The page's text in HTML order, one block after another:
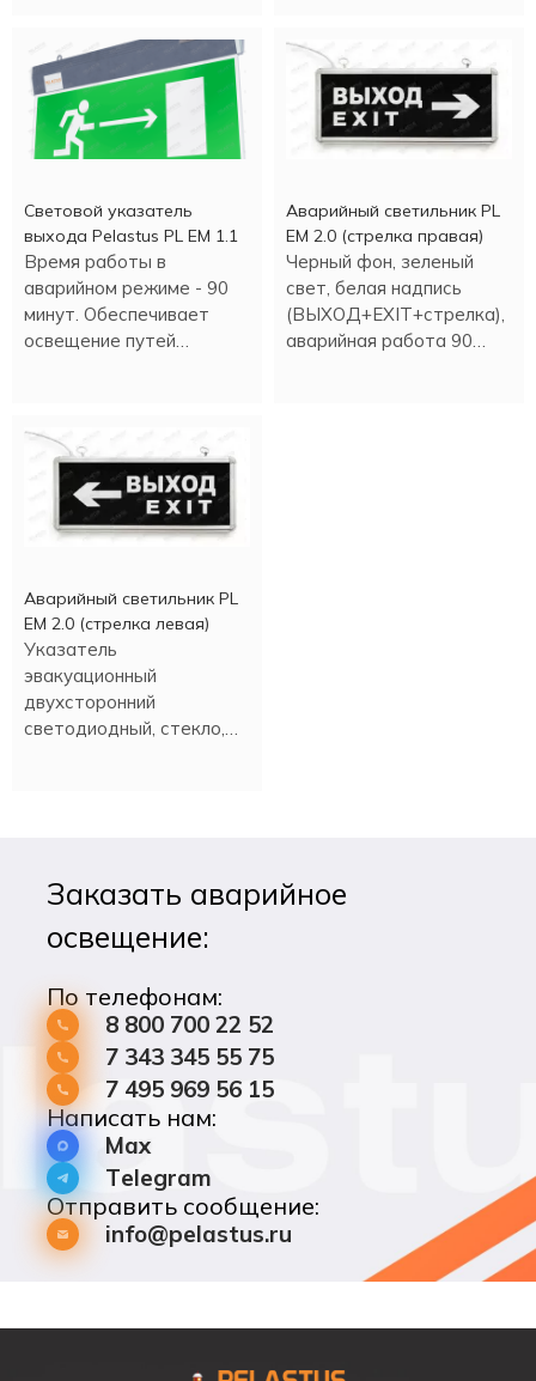
Световой указатель
выхода Pelastus PL EM 1.1
Время работы в
аварийном режиме - 90
минут. Обеспечивает
освещение путей
Аварийный светильник PL
EM 2.0 (стрелка правая)
Черный фон, зеленый
свет, белая надпись
(ВЫХОД+EXIT+стрелка),
аварийная работа 90
Аварийный светильник PL
EM 2.0 (стрелка левая)
Указатель
эвакуационный
двухсторонний
светодиодный, стекло,
Заказать аварийное
освещение:
По телефонам:
8 800 700 22 52
7 343 345 55 75
7 495 969 56 15
Написать нам:
Max
Telegram
Отправить сообщение:
info@pelastus.ru